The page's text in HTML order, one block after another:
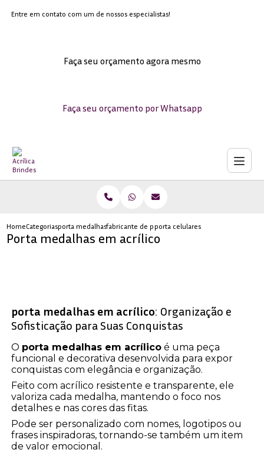
Entre em contato com um de nossos especialistas!
Faça seu orçamento agora mesmo
Faça seu orçamento por Whatsapp
HomeCategoriasporta medalhas acrilicofabricante de porta celularesporta celulares de acrilico no
Porta medalhas em acrílico
porta medalhas em acrílico: Organização e
Sofisticação para Suas Conquistas
O porta medalhas em acrílico é uma peça
funcional e decorativa desenvolvida para expor
conquistas com elegância e organização.
Feito com acrílico resistente e transparente, ele
valoriza cada medalha, mantendo o foco nos
detalhes e nas cores das fitas.
Pode ser personalizado com nomes, logotipos ou
frases inspiradoras, tornando-se também um item
de valor emocional.